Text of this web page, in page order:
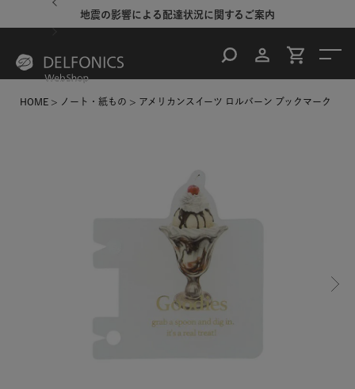
地震の影響による配達状況に関するご案内
HOME ノート・紙もの アメリカンスイーツ ロルバーン ブックマーク